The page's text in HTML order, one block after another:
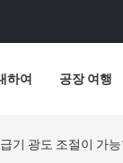
하여 공장 여행
기 광도 조절이 가